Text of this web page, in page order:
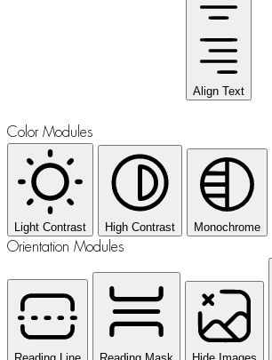
Align Text
Color Modules
Light Contrast High Contrast Monochrome
Orientation Modules